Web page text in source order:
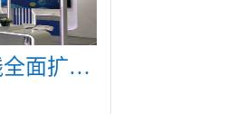
高斯贝尔产品线全面扩展，众多新产品亮相CommunicAsia 2019